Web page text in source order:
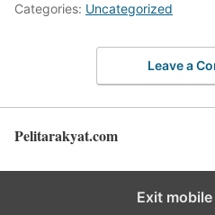
Categories: Uncategorized
Leave a
Pelitarakyat.com
Exit